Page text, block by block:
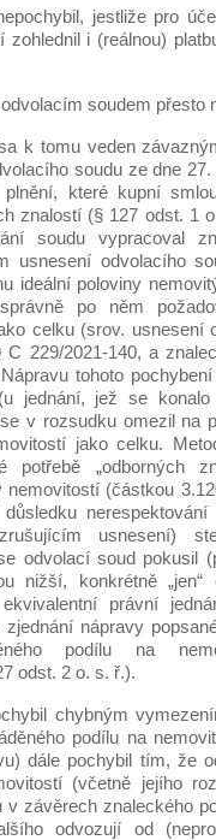
jestliže pro
zohlednil i (reálnou)
soudem přesto
k tomu veden
soudu ze dne
které kupní
znalostí (§ 127 odst. 1
soudu vypracoval
usnesení odvolacího
ideální poloviny
po něm
celku (srov. usnesení
229/2021-140, a
tohoto
jednání, jež se
v rozsudku omezil na
jako celku.
„odborných
nemovitostí (částkou
nerespektování
usnesení)
odvolací soud pokusil
nižší, konkrétně „jen“
právní
nápravy
podílu na
odst. 2 o. s. ř.).
chybným
podílu na
dále pochybil tím, že
(včetně jejího
v závěrech znaleckého
odvozují od